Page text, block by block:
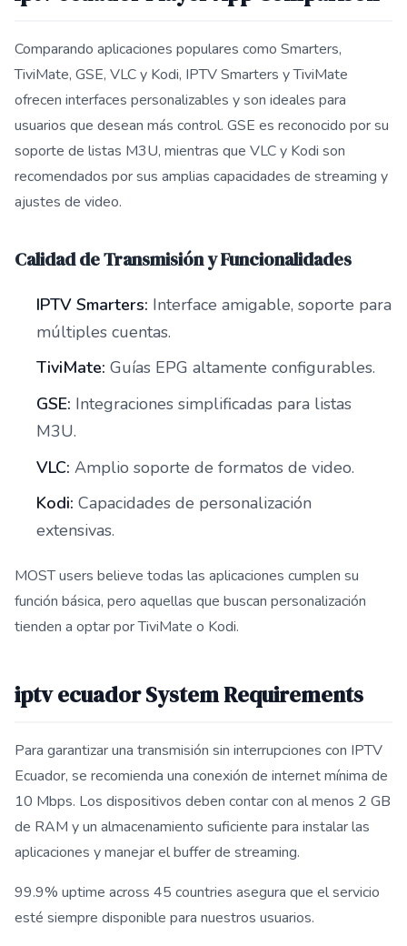
Comparando aplicaciones populares como Smarters,
TiviMate, GSE, VLC y Kodi, IPTV Smarters y TiviMate
ofrecen interfaces personalizables y son ideales para
usuarios que desean más control. GSE es reconocido por su
soporte de listas M3U, mientras que VLC y Kodi son
recomendados por sus amplias capacidades de streaming y
ajustes de video.
Calidad de Transmisión y Funcionalidades
IPTV Smarters: Interface amigable, soporte para
múltiples cuentas.
TiviMate: Guías EPG altamente configurables.
GSE: Integraciones simplificadas para listas
M3U.
VLC: Amplio soporte de formatos de video.
Kodi: Capacidades de personalización
extensivas.
MOST users believe todas las aplicaciones cumplen su
función básica, pero aquellas que buscan personalización
tienden a optar por TiviMate o Kodi.
iptv ecuador System Requirements
Para garantizar una transmisión sin interrupciones con IPTV
Ecuador, se recomienda una conexión de internet mínima de
10 Mbps. Los dispositivos deben contar con al menos 2 GB
de RAM y un almacenamiento suficiente para instalar las
aplicaciones y manejar el buffer de streaming.
99.9% uptime across 45 countries asegura que el servicio
esté siempre disponible para nuestros usuarios.